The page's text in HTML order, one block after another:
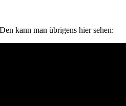
Den kann man übrigens hier sehen: